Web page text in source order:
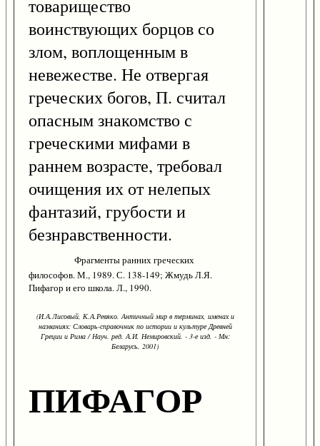
товарищество
воинствующих борцов со
злом, воплощенным в
невежестве. Не отвергая
греческих богов, П. считал
опасным знакомство с
греческими мифами в
раннем возрасте, требовал
очищения их от нелепых
фантазий, грубости и
безнравственности.
Фрагменты ранних греческих
философов. М., 1989. С. 138-149; Жмудь Л.Я.
Пифагор и его школа. Л., 1990.
(И.А.Лисовый, К.А.Ревяко. Античный мир в терминах, именах и
названиях: Словарь-справочник по истории и культуре Древней
Греции и Рима / Науч. ред. А.И. Немировский. - 3-е изд. - Мн:
Беларусь, 2001)
ПИФАГОР